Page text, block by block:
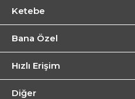
Ketebe
Bana Özel
Hızlı Erişim
Diğer